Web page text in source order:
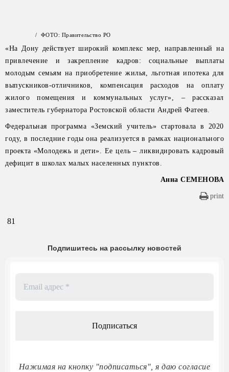
/ ФОТО: Правительство РО
«На Дону действует широкий комплекс мер, направленный на
привлечение и закрепление кадров: социальные выплаты
молодым семьям на приобретение жилья, льготная ипотека для
выпускников-отличников, компенсация расходов на оплату
жилого помещения и коммунальных услуг», – рассказал
заместитель губернатора Ростовской области Андрей Фатеев.
Федеральная программа «Земский учитель» стартовала в 2020
году, в последние годы она реализуется в рамках национального
проекта «Молодежь и дети». Ее цель – ликвидировать кадровый
дефицит в школах малых населенных пунктов.
Анна СЕМЕНОВА
print
81
Подпишитесь на рассылку новостей
Нажимая на кнопку "подписаться", я даю согласие